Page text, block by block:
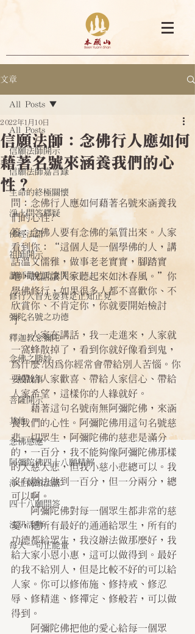
文章
All Posts
信願法師開示
信願法師嘉言錄
生命的終極關懷
淨土問答釋疑
佛經法語
祖師開示
諸師勸勉助念開示
修行人首先要具足正知正見
彌陀名號之功德
釋迦教念彌陀
念佛之勝妙
一般故事
菩薩開示
其他
念佛感應
阿彌陀佛四十八願精解
淨土偈頌法語
四十八願問答
法訊活動
每天一句正能量
All Posts
信願法師：念佛行人應如何
藉著名號來涵養我們的心
性？
2022年1月10日
問：念佛行人應如何藉著名號來涵養我
們的心性?
答：念佛人要有念佛的氣質出來。人家
看到你：“這個人是一個學佛的人，講
話溫文儒雅，做事老老實實，腳踏實
地，說話讓人家聽起來如沐春風。”你
學佛修行，如果很多人都不喜歡你、不
欣賞你、不肯定你，你就要開始檢討
了。
人家在講話，我一走進來，人家就
一窩蜂散掉了，看到你就好像看到鬼，
為什麼?因為你經常會帶給別人苦惱。你
要帶給人家歡喜、帶給人家信心、帶給
人家希望，這樣你的人緣就好。
藉著這句名號南無阿彌陀佛，來涵
養我們的心性。阿彌陀佛用這句名號慈
悲一切眾生，阿彌陀佛的慈悲是滿分
的，一百分，我不能夠像阿彌陀佛那樣
的大慈大悲，但我小慈小悲總可以。我
沒有辦法做到一百分，但一分兩分，總
可以啊。
阿彌陀佛對每一個眾生都非常的慈
愛，把所有最好的通通給眾生，所有的
功德都給眾生，我沒辦法做那麼好，我
給大家小恩小惠，這可以做得到。最好
的我不給別人，但是比較不好的可以給
人家。你可以修佈施、修持戒、修忍
辱、修精進、修禪定、修般若，可以做
得到。
阿彌陀佛把他的愛心給每一個眾